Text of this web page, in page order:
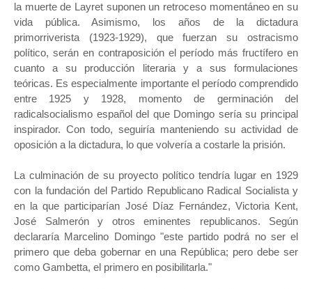
la muerte de Layret suponen un retroceso momentáneo en su
vida pública. Asimismo, los años de la dictadura
primorriverista (1923-1929), que fuerzan su ostracismo
político, serán en contraposición el período más fructífero en
cuanto a su producción literaria y a sus formulaciones
teóricas. Es especialmente importante el período comprendido
entre 1925 y 1928, momento de germinación del
radicalsocialismo español del que Domingo sería su principal
inspirador. Con todo, seguiría manteniendo su actividad de
oposición a la dictadura, lo que volvería a costarle la prisión.
La culminación de su proyecto político tendría lugar en 1929
con la fundación del Partido Republicano Radical Socialista y
en la que participarían José Díaz Fernández, Victoria Kent,
José Salmerón y otros eminentes republicanos. Según
declararía Marcelino Domingo "este partido podrá no ser el
primero que deba gobernar en una República; pero debe ser
como Gambetta, el primero en posibilitarla."